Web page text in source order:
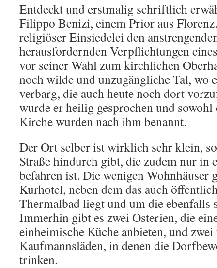
Entdeckt und erstmalig schriftlich
Filippo Benizi, einem Prior aus
religiöser Einsiedelei den
herausfordernden Verpflichtungen
vor seiner Wahl zum kirchlichen
noch wilde und unzugängliche Tal, wo
verbarg, die auch heute noch dort
wurde er heilig gesprochen und
Kirche wurden nach ihm benannt.
Der Ort selber ist wirklich sehr klein,
Straße hindurch gibt, die zudem nur in
befahren ist. Die wenigen Wohnhäuser
Kurhotel, neben dem das auch
Thermalbad liegt und um die ebenfalls
Immerhin gibt es zwei Osterien, die
einheimische Küche anbieten, und
Kaufmannsläden, in denen die
trinken.